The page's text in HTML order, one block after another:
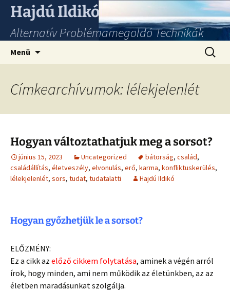
Hajdú Ildikó
Alternatív Problémamegoldó Technikák
Menü
Címkearchívumok: lélekjelenlét
Hogyan változtathatjuk meg a sorsot?
június 15, 2023 Uncategorized bátorság, család,
családállítás, életveszély, elvonulás, erő, karma, konfliktuskerülés,
lélekjelenlét, sors, tudat, tudatalatti Hajdú Ildikó
Hogyan győzhetjük le a sorsot?
ELŐZMÉNY:
Ez a cikk az előző cikkem folytatása, aminek a végén arról
írok, hogy minden, ami nem működik az életünkben, az az
életben maradásunkat szolgálja.